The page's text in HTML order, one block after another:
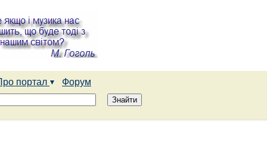
портал
Форум